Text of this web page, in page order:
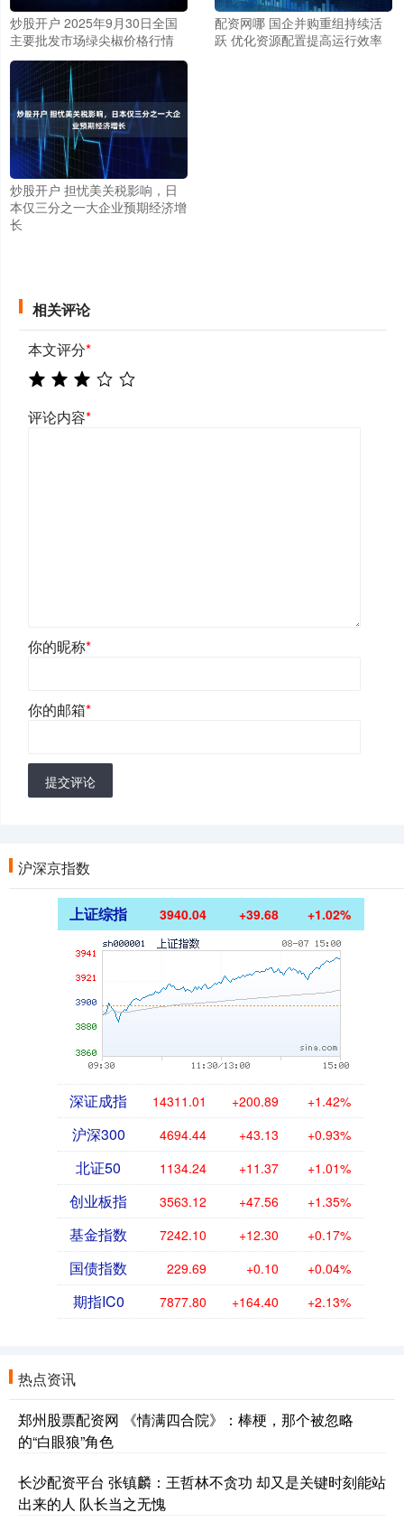
炒股开户 2025年9月30日全国
主要批发市场绿尖椒价格行情
配资网哪 国企并购重组持续活
跃 优化资源配置提高运行效率
炒股开户 担忧美关税影响，日
本仅三分之一大企业预期经济增
长
相关评论
本文评分*
评论内容*
你的昵称*
你的邮箱*
提交评论
沪深京指数
上证综指 3940.04 +39.68 +1.02%
深证成指 14311.01 +200.89 +1.42%
沪深300 4694.44 +43.13 +0.93%
北证50 1134.24 +11.37 +1.01%
创业板指 3563.12 +47.56 +1.35%
基金指数 7242.10 +12.30 +0.17%
国债指数 229.69 +0.10 +0.04%
期指IC0 7877.80 +164.40 +2.13%
热点资讯
郑州股票配资网 《情满四合院》：棒梗，那个被忽略
的“白眼狼”角色
长沙配资平台 张镇麟：王哲林不贪功 却又是关键时刻能站
出来的人 队长当之无愧